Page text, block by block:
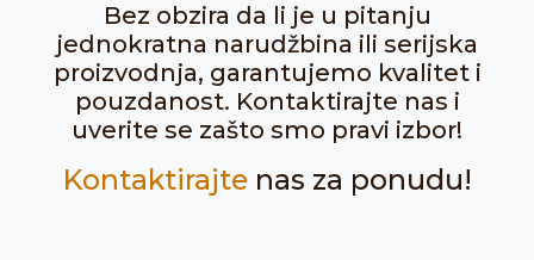
Bez obzira da li je u pitanju
jednokratna narudžbina ili serijska
proizvodnja, garantujemo kvalitet i
pouzdanost. Kontaktirajte nas i
uverite se zašto smo pravi izbor!
Kontaktirajtenas za ponudu!